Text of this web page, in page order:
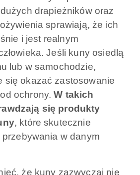
drapieżników oraz
sprawiają, że ich
i jest realnym
Jeśli kuny osiedlą
lub w samochodzie,
się okazać zastosowanie
ochrony.W takich
się produkty
, które skutecznie
w danym
że kuny zazwyczaj nie